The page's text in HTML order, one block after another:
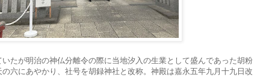
たが明治の神仏分離令の際に当地汐入の生業として盛んであった胡粉
六にあやかり、社号を胡録神社と改称。神殿は嘉永五年九月十九日改